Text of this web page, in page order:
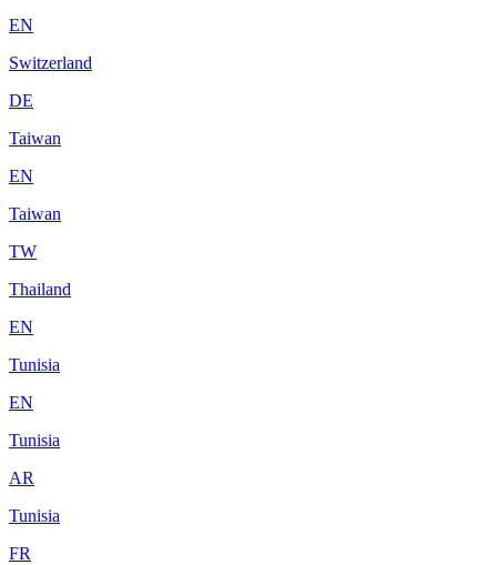
EN
Switzerland
DE
Taiwan
EN
Taiwan
TW
Thailand
EN
Tunisia
EN
Tunisia
AR
Tunisia
FR